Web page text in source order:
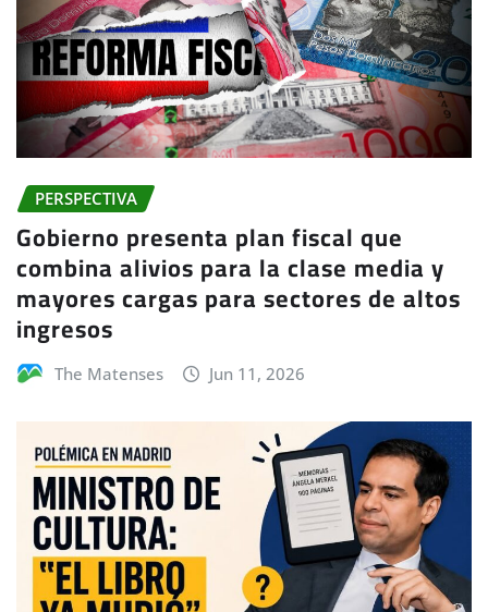
PERSPECTIVA
Gobierno presenta plan fiscal que
combina alivios para la clase media y
mayores cargas para sectores de altos
ingresos
The Matenses Jun 11, 2026